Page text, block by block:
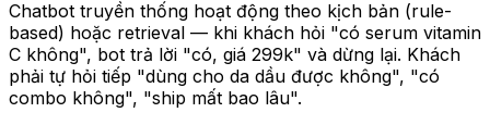
Chatbot truyền thống hoạt động theo kịch bản (rule-
based) hoặc retrieval — khi khách hỏi "có serum vitamin
C không", bot trả lời "có, giá 299k" và dừng lại. Khách
phải tự hỏi tiếp "dùng cho da dầu được không", "có
combo không", "ship mất bao lâu".